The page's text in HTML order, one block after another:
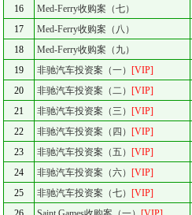
16
Med-Ferry收购案（七）
17
Med-Ferry收购案（八）
18
Med-Ferry收购案（九）
19
非驰汽车投资案（一） [VIP]
20
非驰汽车投资案（二） [VIP]
21
非驰汽车投资案（三） [VIP]
22
非驰汽车投资案（四） [VIP]
23
非驰汽车投资案（五） [VIP]
24
非驰汽车投资案（六） [VIP]
25
非驰汽车投资案（七） [VIP]